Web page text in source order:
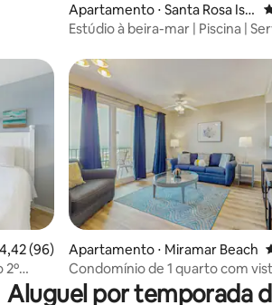
Apartamento ⋅ Santa Rosa Isla
nd
Estúdio à beira-mar | Piscina |
de uma avaliação média de 5, 96
4,42 (96)
2º
Apartamento ⋅ Miramar Beach
Condomínio de 1 quarto com
mar e varanda particular
Aluguel por temporada